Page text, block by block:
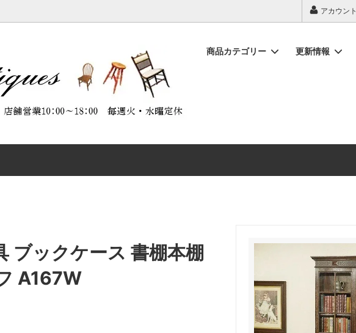
アカウント
商品カテゴリー
DESK
CHAIR
OTHER FURNITURE
更新情報
特別割引商品
（商品のメンテナンスに
ABOUT ANTIQUES（アンティーク家具
について）
ブックケース 書棚本棚
A167W